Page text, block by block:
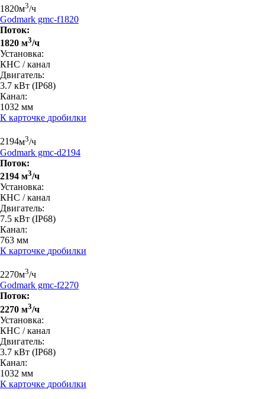
1820м3/ч
Godmark gmc-f1820
Поток:
1820 м3/ч
Установка:
КНС / канал
Двигатель:
3.7 кВт (IP68)
Канал:
1032 мм
К карточке дробилки
2194м3/ч
Godmark gmc-d2194
Поток:
2194 м3/ч
Установка:
КНС / канал
Двигатель:
7.5 кВт (IP68)
Канал:
763 мм
К карточке дробилки
2270м3/ч
Godmark gmc-f2270
Поток:
2270 м3/ч
Установка:
КНС / канал
Двигатель:
3.7 кВт (IP68)
Канал:
1032 мм
К карточке дробилки